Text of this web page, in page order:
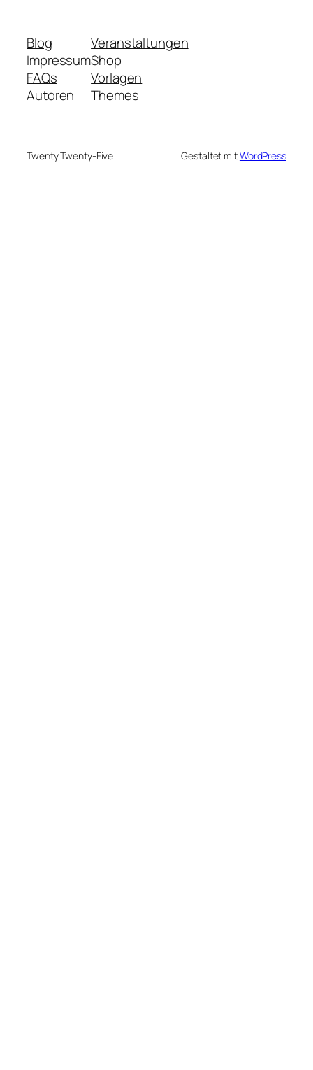
Blog
Impressum
FAQs
Autoren
Veranstaltungen
Shop
Vorlagen
Themes
Twenty Twenty-Five Gestaltet mitWordPress